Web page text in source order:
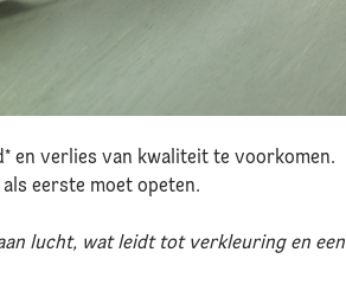
en verlies van kwaliteit te voorkomen.
eerste moet opeten.
lucht, wat leidt tot verkleuring en een